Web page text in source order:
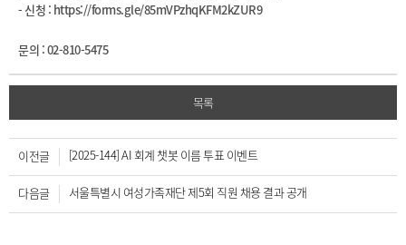
- 신청 : https://forms.gle/85mVPzhqKFM2kZUR9
문의 : 02-810-5475
목록
이전글 [2025-144] AI 회계 챗봇 이름 투표 이벤트
다음글 서울특별시 여성가족재단 제5회 직원 채용 결과 공개